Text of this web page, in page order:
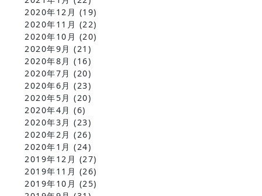
2020年12月 (19)
2020年11月 (22)
2020年10月 (20)
2020年9月 (21)
2020年8月 (16)
2020年7月 (20)
2020年6月 (23)
2020年5月 (20)
2020年4月 (6)
2020年3月 (23)
2020年2月 (26)
2020年1月 (24)
2019年12月 (27)
2019年11月 (26)
2019年10月 (25)